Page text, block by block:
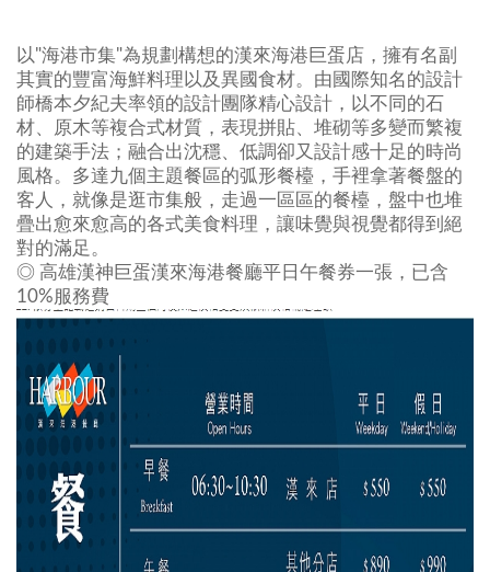
以"海港市集"為規劃構想的漢來海港巨蛋店，擁有名副
其實的豐富海鮮料理以及異國食材。由國際知名的設計
師橋本夕紀夫率領的設計團隊精心設計，以不同的石
材、原木等複合式材質，表現拼貼、堆砌等多變而繁複
的建築手法；融合出沈穩、低調卻又設計感十足的時尚
風格。多達九個主題餐區的弧形餐檯，手裡拿著餐盤的
客人，就像是逛市集般，走過一區區的餐檯，盤中也堆
疊出愈來愈高的各式美食料理，讓味覺與視覺都得到絕
對的滿足。
◎ 高雄漢神巨蛋漢來海港餐廳平日午餐券一張，已含
10%服務費